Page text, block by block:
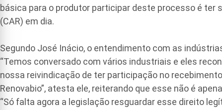
básica para o produtor participar deste processo é ter
(CAR) em dia.
Segundo José Inácio, o entendimento com as
“Temos conversado com vários industriais e eles
nossa reivindicação de ter participação no
Renovabio”, atesta ele, reiterando que esse não é
“Só falta agora a legislação resguardar esse direito